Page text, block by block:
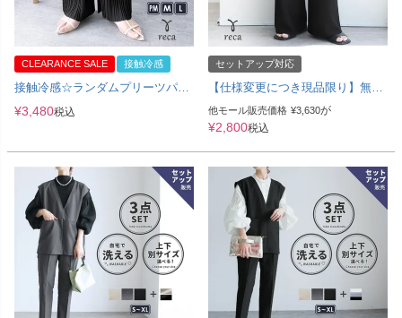
CLEARANCE SALE 接触冷感
接触冷感☆ランダムプリーツパン
¥3,480税込
セットアップ対応
【仕様変更につき現品限り】無地
(y2819・y2818) メール便発送10
他モール販売価格 ¥3,630が
¥2,800税込